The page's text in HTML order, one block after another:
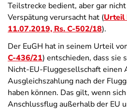
Teilstrecke bedient, aber gar
Verspätung verursacht hat (Urteil
11.07.2019, Rs. C-502/18).
Der EuGH hat in seinem Urteil
C-436/21) entschieden, dass sie
Nicht-EU-Fluggesellschaft einen
Ausgleichszahlung nach der
haben können. Das gilt, wenn
Anschlussflug außerhalb der EU